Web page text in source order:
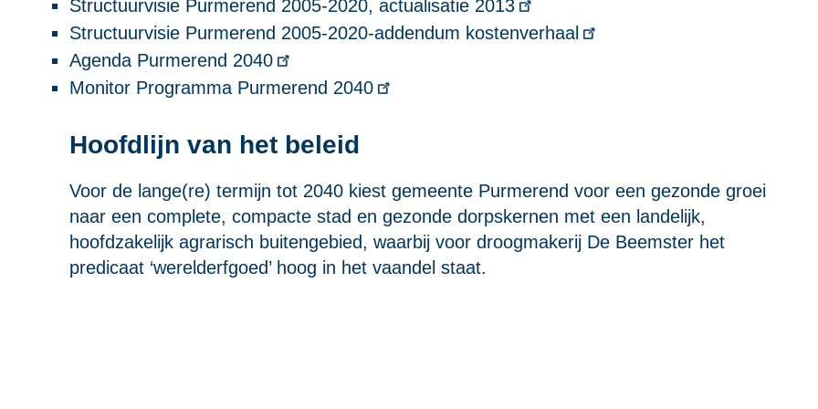
Structuurvisie Purmerend 2005-2020, actualisatie 2013
Structuurvisie Purmerend 2005-2020-addendum kostenverhaal
Agenda Purmerend 2040
Monitor Programma Purmerend 2040
Hoofdlijn van het beleid
Voor de lange(re) termijn tot 2040 kiest gemeente Purmerend voor een gezonde groei
naar een complete, compacte stad en gezonde dorpskernen met een landelijk,
hoofdzakelijk agrarisch buitengebied, waarbij voor droogmakerij De Beemster het
predicaat ‘werelderfgoed’ hoog in het vaandel staat.